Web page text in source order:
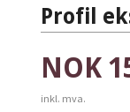
Profil
Pris
NOK
inkl. mva.